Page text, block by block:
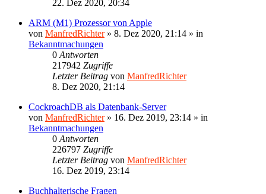
22. Dez 2020, 20:34
ARM (M1) Prozessor von Apple
von ManfredRichter» 8. Dez 2020, 21:14 » in
Bekanntmachungen
0 Antworten
217942 Zugriffe
Letzter Beitrag von ManfredRichter
8. Dez 2020, 21:14
CockroachDB als Datenbank-Server
von ManfredRichter» 16. Dez 2019, 23:14 » in
Bekanntmachungen
0 Antworten
226797 Zugriffe
Letzter Beitrag von ManfredRichter
16. Dez 2019, 23:14
Buchhalterische Fragen